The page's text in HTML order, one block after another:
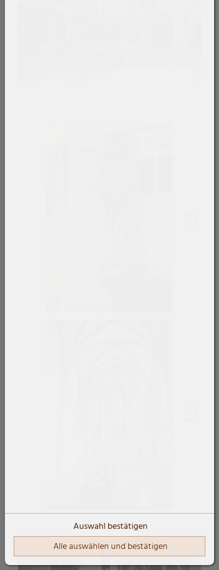
Auswahl bestätigen
Alle auswählen und bestätigen